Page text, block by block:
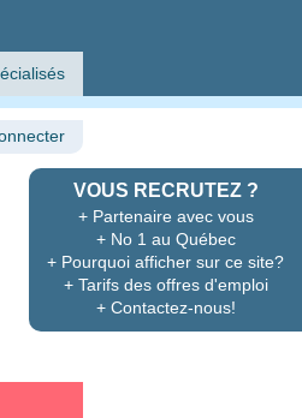
VOUS RECRUTEZ ?
+ Partenaire avec vous
+ No 1 au Québec
+ Pourquoi afficher sur ce site?
+ Tarifs des offres d'emploi
+ Contactez-nous!